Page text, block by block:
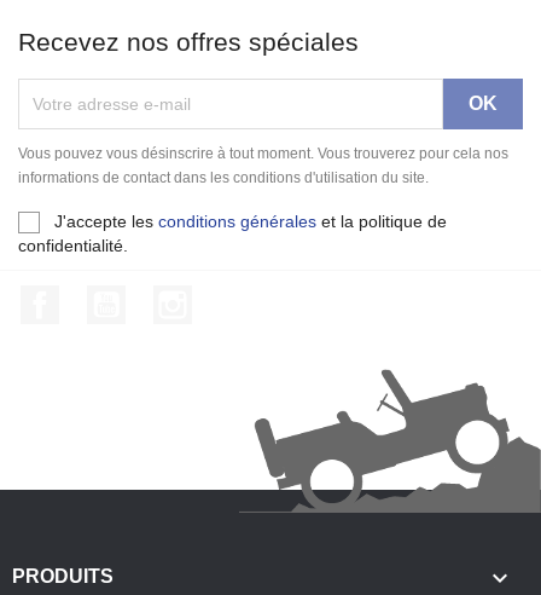
Recevez nos offres spéciales
Vous pouvez vous désinscrire à tout moment. Vous trouverez pour cela nos
informations de contact dans les conditions d'utilisation du site.
J'accepte les conditions générales et la politique de
confidentialité.
PRODUITS 